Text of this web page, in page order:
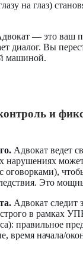
на глаз)
— это ваш
диалог. Вы
машиной.
и
Адвокат ведет
нарушениях
оговорками),
Это
Адвокат следит
строго в рамках
правильное
время начала/